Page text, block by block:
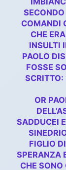
COMANDI
CHE
INSULTI
PAOLO
FOSSE
SCRITTO:
OR
SADDUCEI
FIGLIO
SPERANZA
CHE